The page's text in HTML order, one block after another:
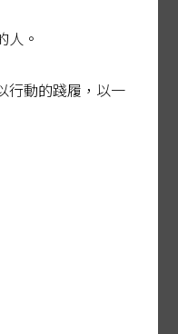
庫）
設置金
人。
行動的踐履，以一